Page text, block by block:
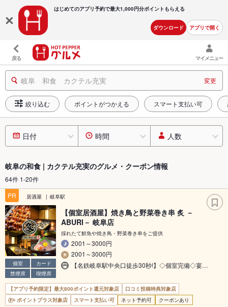
はじめてのアプリ予約で最大1,000円分ポイントもらえる
ダウンロード アプリで開く
戻る マイメニュー
岐阜 和食 カクテル充実 変更
絞り込む ポイントがつかえる スマート支払い可
日付 時間 人数
岐阜の和食 | カクテル充実のグルメ・クーポン情報
64件 1-20件
PR
居酒屋 岐阜駅
個室
カード
禁煙席
喫煙席
【個室居酒屋】焼き鳥と野菜巻き串 炙 －
ABURI－ 岐阜店
採れたて鮮魚や焼き鳥・野菜巻き串をご提供
2001～3000円
2001～3000円
【名鉄岐阜駅中央口徒歩30秒!】◇個室完備◇宴…
【アプリ予約限定】最大800ポイント還元対象店
口コミ投稿特典対象店
ポイントプラス対象店
スマート支払い可 ネット予約可 クーポンあり